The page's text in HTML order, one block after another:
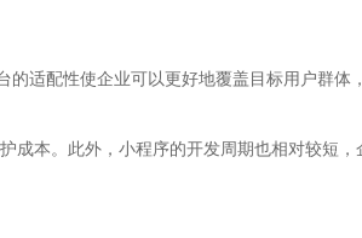
适配性使企业可以更好地覆盖目标用户群体
成本。此外，小程序的开发周期也相对较短